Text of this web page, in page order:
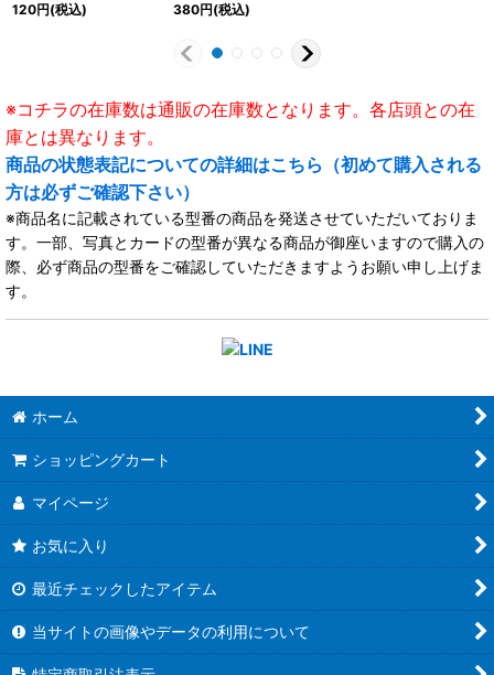
120円(税込)
380円(税込)
※コチラの在庫数は通販の在庫数となります。各店頭との在
庫とは異なります。
商品の状態表記についての詳細はこちら（初めて購入される
方は必ずご確認下さい）
※商品名に記載されている型番の商品を発送させていただいておりま
す。一部、写真とカードの型番が異なる商品が御座いますので購入の
際、必ず商品の型番をご確認していただきますようお願い申し上げま
す。
ホーム
ショッピングカート
マイページ
お気に入り
最近チェックしたアイテム
当サイトの画像やデータの利用について